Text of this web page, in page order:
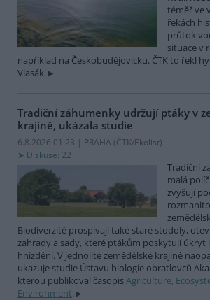
téměř ve
řekách
průtok
situace v
například na Českobudějovicku. ČTK to řekl
Vlasák.
Tradiční záhumenky udržují ptáky v
krajině, ukázala studie
6.8.2026 01:23 | PRAHA (ČTK/Ekolist)
Diskuse: 22
Tradiční
malá
zvyšují
Biodiverzitě prospívají také staré stodoly,
zahrady a sady, které ptákům poskytují úkryt
hnízdění. V jednolité zemědělské krajině
ukazuje studie Ústavu biologie obratlovců
kterou publikoval časopisAgriculture,
Environment.